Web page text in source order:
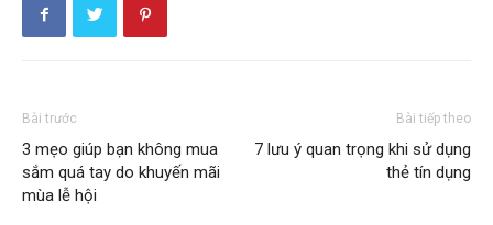
Bài trước
3 mẹo giúp bạn không mua
sắm quá tay do khuyến mãi
mùa lễ hội
Bài tiếp theo
7 lưu ý quan trọng khi sử dụng
thẻ tín dụng